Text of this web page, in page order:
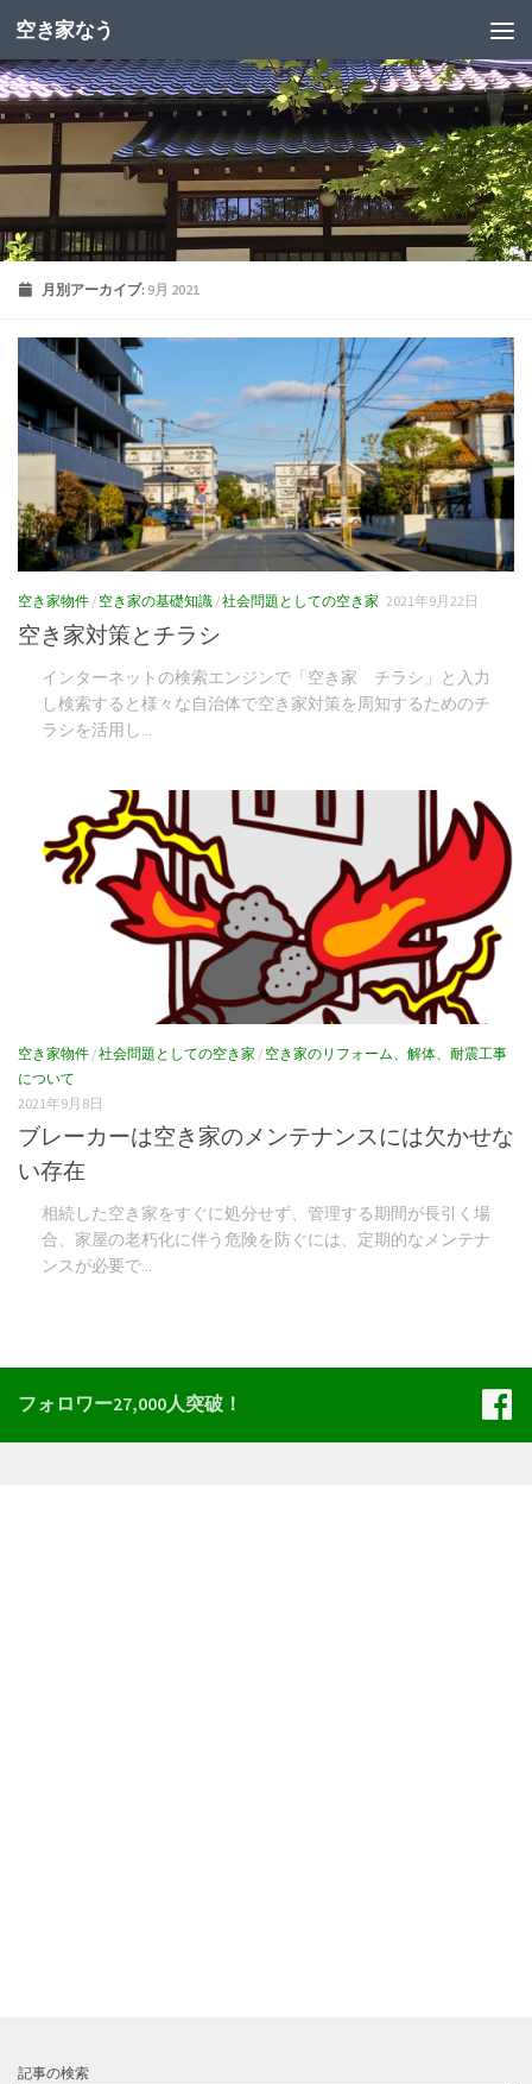
空き家なう
月別アーカイブ:9月 2021
空き家物件 / 空き家の基礎知識 /社会問題としての空き家 2021年9月22日
空き家対策とチラシ
インターネットの検索エンジンで「空き家 チラシ」と入力
し検索すると様々な自治体で空き家対策を周知するためのチ
ラシを活用し...
空き家物件 /社会問題としての空き家 / 空き家のリフォーム、解体、耐震工事
について
2021年9月8日
ブレーカーは空き家のメンテナンスには欠かせな
い存在
相続した空き家をすぐに処分せず、管理する期間が長引く場
合、家屋の老朽化に伴う危険を防ぐには、定期的なメンテナ
ンスが必要で...
フォロワー27,000人突破！
記事の検索